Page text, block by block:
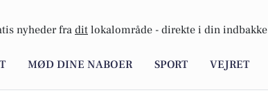
nyheder fra dit lokalområde - direkte i din indbakke
MØD DINE NABOER SPORT VEJRET